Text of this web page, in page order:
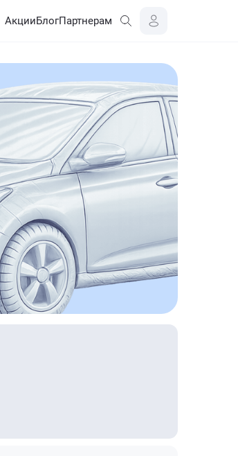
АкцииБлогПартнерам